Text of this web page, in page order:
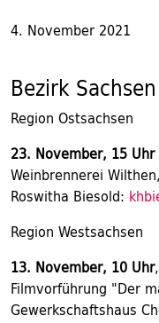
4. November 2021
Bezirk
Region Ostsachsen
23. November, 15
Weinbrennerei
Roswitha Biesold:
Region Westsachsen
13. November, 10 Uhr
Filmvorführung "Der
Gewerkschaftshaus